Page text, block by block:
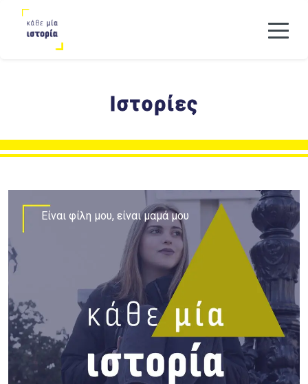
Ιστορίες
Eίναι φίλη μου, είναι μαμά μου